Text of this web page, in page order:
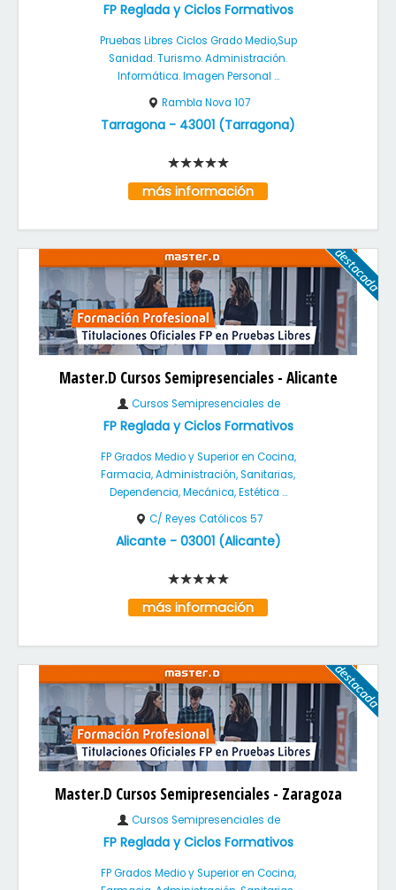
FP Reglada y Ciclos Formativos
Pruebas Libres Ciclos Grado Medio,Sup
Sanidad. Turismo. Administración.
Informática. Imagen Personal ...
Rambla Nova 107
Tarragona - 43001 (Tarragona)
más información
Master.D Cursos Semipresenciales - Alicante
Cursos Semipresenciales de
FP Reglada y Ciclos Formativos
FP Grados Medio y Superior en Cocina,
Farmacia, Administración, Sanitarias,
Dependencia, Mecánica, Estética ...
C/ Reyes Católicos 57
Alicante- 03001(Alicante)
más información
Master.D Cursos Semipresenciales - Zaragoza
Cursos Semipresenciales de
FP Reglada y Ciclos Formativos
FP Grados Medio y Superior en Cocina,